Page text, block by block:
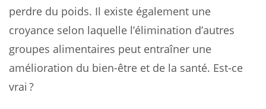
perdre du poids. Il existe également une
croyance selon laquelle l’élimination d’autres
groupes alimentaires peut entraîner une
amélioration du bien-être et de la santé. Est-ce
vrai ?